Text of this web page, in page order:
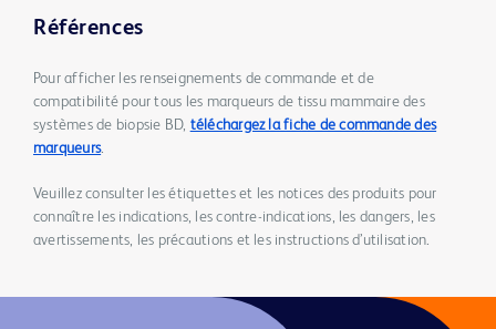
Références
Pour afficher les renseignements de commande et de
compatibilité pour tous les marqueurs de tissu mammaire des
systèmes de biopsie BD, téléchargez la fiche de commande des
marqueurs.
Veuillez consulter les étiquettes et les notices des produits pour
connaître les indications, les contre-indications, les dangers, les
avertissements, les précautions et les instructions d’utilisation.